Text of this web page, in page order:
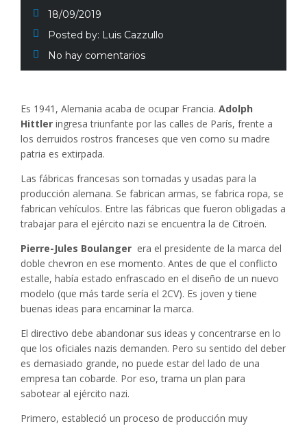
18/09/2019
Posted by: Luis Cazzullo
No hay comentarios
Es 1941, Alemania acaba de ocupar Francia. Adolph
Hittler ingresa triunfante por las calles de París, frente a
los derruidos rostros franceses que ven como su madre
patria es extirpada.
Las fábricas francesas son tomadas y usadas para la
producción alemana. Se fabrican armas, se fabrica ropa, se
fabrican vehículos. Entre las fábricas que fueron obligadas a
trabajar para el ejército nazi se encuentra la de Citroën.
Pierre-Jules Boulanger era el presidente de la marca del
doble chevron en ese momento. Antes de que el conflicto
estalle, había estado enfrascado en el diseño de un nuevo
modelo (que más tarde sería el 2CV). Es joven y tiene
buenas ideas para encaminar la marca.
El directivo debe abandonar sus ideas y concentrarse en lo
que los oficiales nazis demanden. Pero su sentido del deber
es demasiado grande, no puede estar del lado de una
empresa tan cobarde. Por eso, trama un plan para
sabotear al ejército nazi.
Primero, estableció un proceso de producción muy